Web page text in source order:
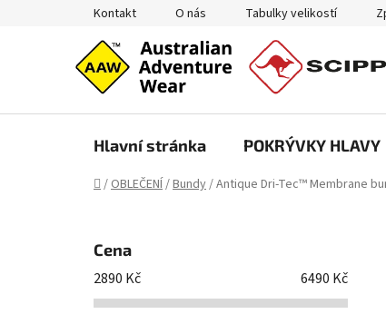
Kontakt O nás Tabulky velikostí
Hlavní stránka POKRÝVKY HLAVY
Domů
/OBLEČENÍ/Bundy/Antique Dri-Tec™ Membrane
Cena
2890 Kč 6490 Kč